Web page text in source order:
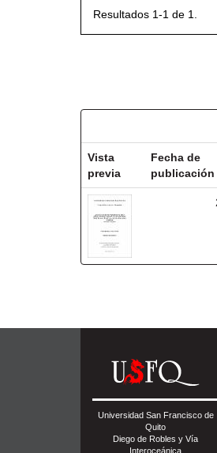
Resultados 1-1 de 1.
Vista
previa
Fecha de
publicación
Universidad San Francisco de
Quito
Diego de Robles y Vía
Interoceánica